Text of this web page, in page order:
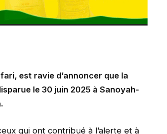
est ravie d’annoncer que la
le 30 juin 2025 à Sanoyah-
qui ont contribué à l’alerte et à